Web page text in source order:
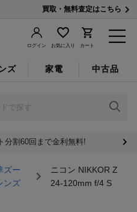
買取・無料査定はこちら
ログイン お気に入り カート
ズ 家電 中古品
分割60回まで金利無料!
ズー
ンズ
ニコン NIKKOR Z
24-120mm f/4 S